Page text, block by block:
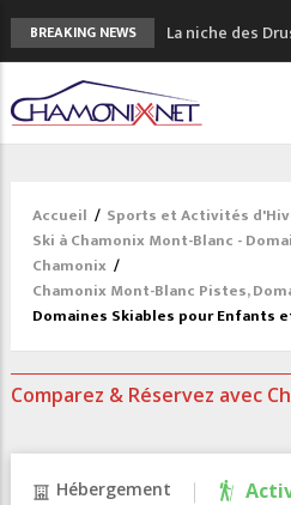
BREAKING NEWS
La niche des
sécheresse en
3 bonnes
Musée du
Accidents en
Craft ouvre un
à pied à
Accueil / Sports et Activités
Ski à Chamonix Mont-Blanc -
Chamonix /
Chamonix Mont-Blanc Pistes,
Domaines Skiables pour Enfants
Comparez & Réservez avec
Hébergement